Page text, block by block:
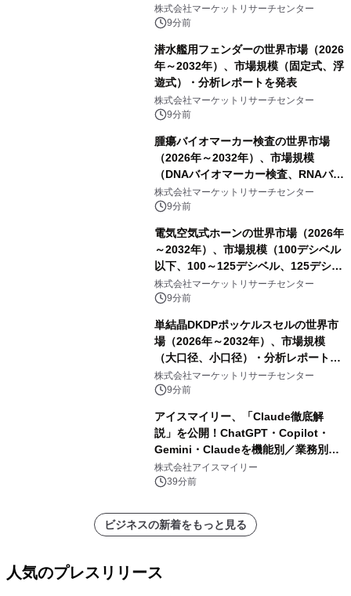
ハイドロキノンクリーム）・分析レポ
ートを発表
株式会社マーケットリサーチセンター
9分前
潜水艦用フェンダーの世界市場（2026
年～2032年）、市場規模（固定式、浮
遊式）・分析レポートを発表
株式会社マーケットリサーチセンター
9分前
腫瘍バイオマーカー検査の世界市場
（2026年～2032年）、市場規模
（DNAバイオマーカー検査、RNAバイ
オマーカー検査、タンパク質バイオマ
ーカー検査、細胞ベースのバイオマー
カー検査、多項目バイオマーカー検
査）・分析レポートを発表
株式会社マーケットリサーチセンター
9分前
電気空気式ホーンの世界市場（2026年
～2032年）、市場規模（100デシベル
以下、100～125デシベル、125デシベ
ル以上）・分析レポートを発表
株式会社マーケットリサーチセンター
9分前
単結晶DKDPポッケルスセルの世界市
場（2026年～2032年）、市場規模
（大口径、小口径）・分析レポートを
発表
株式会社マーケットリサーチセンター
9分前
アイスマイリー、「Claude徹底解
説」を公開！ChatGPT・Copilot・
Gemini・Claudeを機能別／業務別に
比較―自社に合う生成AIの選び方がわ
かる実践ガイド
株式会社アイスマイリー
39分前
ビジネスの新着をもっと見る
人気のプレスリリース